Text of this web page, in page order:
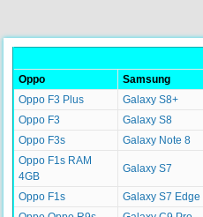
Oppo Samsung
Oppo F3 Plus
Galaxy S8+
Oppo F3
Galaxy S8
Oppo F3s
Galaxy Note 8
Oppo F1s RAM
4GB
Galaxy S7
Oppo F1s Galaxy S7 Edge